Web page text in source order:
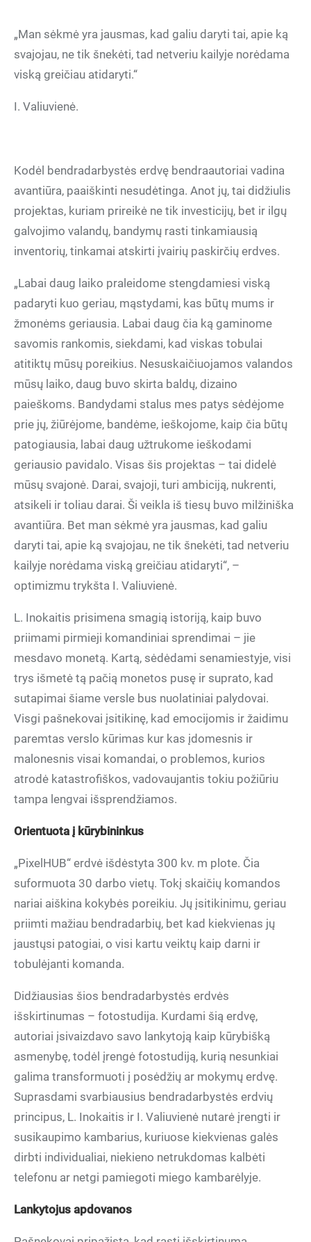
„Man sėkmė yra jausmas, kad galiu daryti tai, apie ką
svajojau, ne tik šnekėti, tad netveriu kailyje norėdama
viską greičiau atidaryti.“
I. Valiuvienė.
Kodėl bendradarbystės erdvę bendraautoriai vadina
avantiūra, paaiškinti nesudėtinga. Anot jų, tai didžiulis
projektas, kuriam prireikė ne tik investicijų, bet ir ilgų
galvojimo valandų, bandymų rasti tinkamiausią
inventorių, tinkamai atskirti įvairių paskirčių erdves.
„Labai daug laiko praleidome stengdamiesi viską
padaryti kuo geriau, mąstydami, kas būtų mums ir
žmonėms geriausia. Labai daug čia ką gaminome
savomis rankomis, siekdami, kad viskas tobulai
atitiktų mūsų poreikius. Nesuskaičiuojamos valandos
mūsų laiko, daug buvo skirta baldų, dizaino
paieškoms. Bandydami stalus mes patys sėdėjome
prie jų, žiūrėjome, bandėme, ieškojome, kaip čia būtų
patogiausia, labai daug užtrukome ieškodami
geriausio pavidalo. Visas šis projektas – tai didelė
mūsų svajonė. Darai, svajoji, turi ambiciją, nukrenti,
atsikeli ir toliau darai. Ši veikla iš tiesų buvo milžiniška
avantiūra. Bet man sėkmė yra jausmas, kad galiu
daryti tai, apie ką svajojau, ne tik šnekėti, tad netveriu
kailyje norėdama viską greičiau atidaryti“, –
optimizmu trykšta I. Valiuvienė.
L. Inokaitis prisimena smagią istoriją, kaip buvo
priimami pirmieji komandiniai sprendimai – jie
mesdavo monetą. Kartą, sėdėdami senamiestyje, visi
trys išmetė tą pačią monetos pusę ir suprato, kad
sutapimai šiame versle bus nuolatiniai palydovai.
Visgi pašnekovai įsitikinę, kad emocijomis ir žaidimu
paremtas verslo kūrimas kur kas įdomesnis ir
malonesnis visai komandai, o problemos, kurios
atrodė katastrofiškos, vadovaujantis tokiu požiūriu
tampa lengvai išsprendžiamos.
Orientuota į kūrybininkus
„PixelHUB“ erdvė išdėstyta 300 kv. m plote. Čia
suformuota 30 darbo vietų. Tokį skaičių komandos
nariai aiškina kokybės poreikiu. Jų įsitikinimu, geriau
priimti mažiau bendradarbių, bet kad kiekvienas jų
jaustųsi patogiai, o visi kartu veiktų kaip darni ir
tobulėjanti komanda.
Didžiausias šios bendradarbystės erdvės
išskirtinumas – fotostudija. Kurdami šią erdvę,
autoriai įsivaizdavo savo lankytoją kaip kūrybišką
asmenybę, todėl įrengė fotostudiją, kurią nesunkiai
galima transformuoti į posėdžių ar mokymų erdvę.
Suprasdami svarbiausius bendradarbystės erdvių
principus, L. Inokaitis ir I. Valiuvienė nutarė įrengti ir
susikaupimo kambarius, kuriuose kiekvienas galės
dirbti individualiai, niekieno netrukdomas kalbėti
telefonu ar netgi pamiegoti miego kambarėlyje.
Lankytojus apdovanos